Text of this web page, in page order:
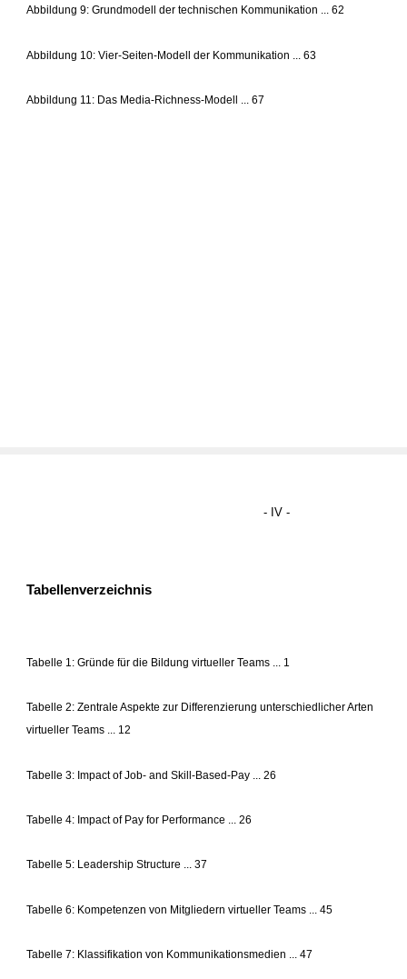
Abbildung 9: Grundmodell der technischen Kommunikation ... 62
Abbildung 10: Vier-Seiten-Modell der Kommunikation ... 63
Abbildung 11: Das Media-Richness-Modell ... 67
- IV -
Tabellenverzeichnis
Tabelle 1: Gründe für die Bildung virtueller Teams ... 1
Tabelle 2: Zentrale Aspekte zur Differenzierung unterschiedlicher Arten
virtueller Teams ... 12
Tabelle 3: Impact of Job- and Skill-Based-Pay ... 26
Tabelle 4: Impact of Pay for Performance ... 26
Tabelle 5: Leadership Structure ... 37
Tabelle 6: Kompetenzen von Mitgliedern virtueller Teams ... 45
Tabelle 7: Klassifikation von Kommunikationsmedien ... 47